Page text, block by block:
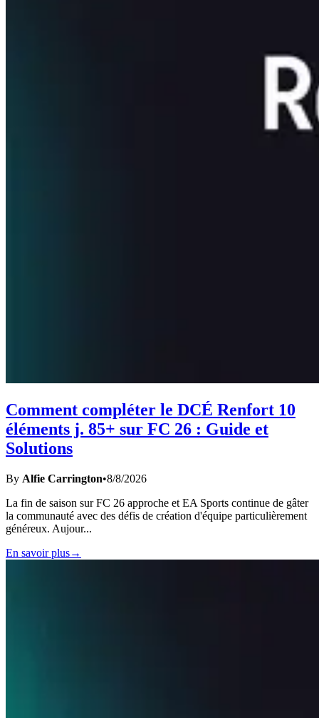
Comment compléter le DCÉ Renfort 10
éléments j. 85+ sur FC 26 : Guide et
Solutions
By Alfie Carrington•8/8/2026
La fin de saison sur FC 26 approche et EA Sports continue de gâter
la communauté avec des défis de création d'équipe particulièrement
généreux. Aujour...
En savoir plus→